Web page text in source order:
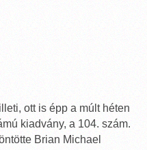
ott is épp a múlt héten
kiadvány, a 104. szám.
Brian Michael